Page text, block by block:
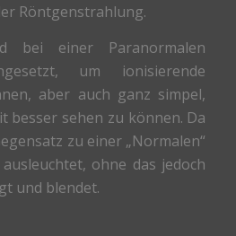
Röntgenstrahlung.
bei einer Paranormalen
um ionisierende
aber auch ganz simpel,
besser sehen zu können. Da
zu einer „Normalen“
ohne das jedoch
und blendet.